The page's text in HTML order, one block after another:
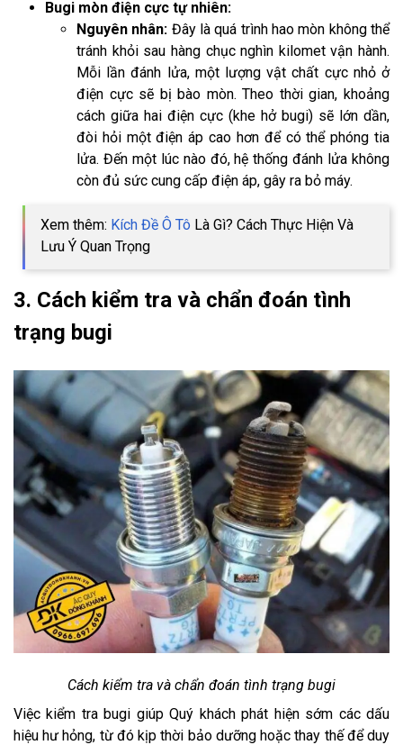
Bugi mòn điện cực tự nhiên:
Nguyên nhân: Đây là quá trình hao mòn không thể
tránh khỏi sau hàng chục nghìn kilomet vận hành.
Mỗi lần đánh lửa, một lượng vật chất cực nhỏ ở
điện cực sẽ bị bào mòn. Theo thời gian, khoảng
cách giữa hai điện cực (khe hở bugi) sẽ lớn dần,
đòi hỏi một điện áp cao hơn để có thể phóng tia
lửa. Đến một lúc nào đó, hệ thống đánh lửa không
còn đủ sức cung cấp điện áp, gây ra bỏ máy.
Xem thêm: Kích Đề Ô Tô Là Gì? Cách Thực Hiện Và
Lưu Ý Quan Trọng
3. Cách kiểm tra và chẩn đoán tình
trạng bugi
Cách kiểm tra và chẩn đoán tình trạng bugi
Việc kiểm tra bugi giúp Quý khách phát hiện sớm các dấu
hiệu hư hỏng, từ đó kịp thời bảo dưỡng hoặc thay thế để duy